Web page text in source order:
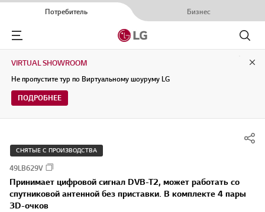
Потребитель Бизнес
Menu
Поиск
VIRTUAL SHOWROOM
Не пропустите тур по Виртуальному шоуруму LG
ПОДРОБНЕЕ
СНЯТЫЕ С ПРОИЗВОДСТВА
49LB629V
Принимает цифровой сигнал DVB-T2, может работать со
спутниковой антенной без приставки. В комплекте 4 пары
3D-очков